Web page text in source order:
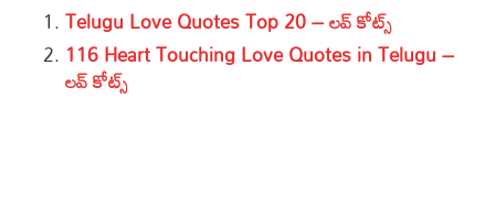
Telugu Love Quotes Top 20 – లవ్ కోట్స్
116 Heart Touching Love Quotes in Telugu –
లవ్ కోట్స్